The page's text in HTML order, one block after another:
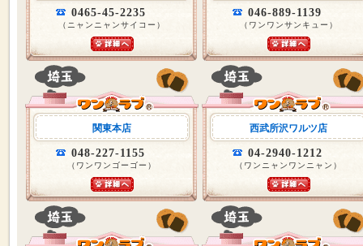
0465-45-2235
（ニャンニャンサイコー）
046-889-1139
（ワンワンサンキュー）
関東本店
048-227-1155
（ワンワンゴーゴー）
西武所沢ワルツ店
04-2940-1212
（ワンニャンワンニャン）